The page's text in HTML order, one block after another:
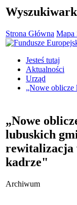
Strona Główna Mapa
Jesteś tutaj
Aktualności
Urząd
„Nowe oblicze
„Nowe
lubuskich
rewitalizacja
kadrze"
Archiwum